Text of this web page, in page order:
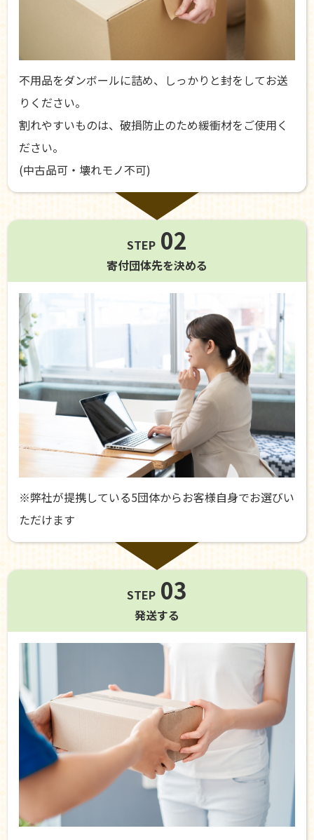
不用品をダンボールに詰め、しっかりと封をしてお送
りください。
割れやすいものは、破損防止のため緩衝材をご使用く
ださい。
(中古品可・壊れモノ不可)
STEP 02
寄付団体先を決める
※弊社が提携している5団体からお客様自身でお選びい
ただけます
STEP 03
発送する